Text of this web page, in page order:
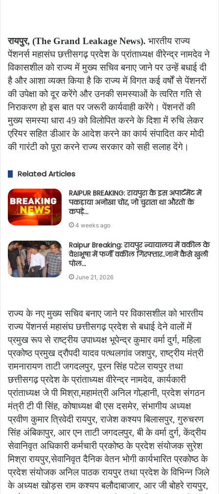
रायपुर, (The Grand Leakage News). भारतीय राज्य
पेंशनर्स महासंघ छत्तीसगढ़ प्रदेश के प्रांताध्यक्ष वीरेन्द्र नामदेव ने
विकासशील को राज्य में मुख्य सचिव बनाए जाने पर उन्हें बधाई दी
है और आशा व्यक्त किया है कि राज्य में विगत कई वर्षों से पेंशनरों
की उपेक्षा को दूर करेंगे और उनकी समस्याओं के त्वरित गति से
निराकरण हो इस बात पर जरूरी कार्यवाही करेंगे। पेंशनरों की
मुख्य समस्या धारा 49 को विलोपित करने के दिशा में रुचि लेकर
एरियर सहित डीआर के आदेश करने का कार्य संपादित कर मोदी
की गारंटी को पूरा करने राज्य सरकार को सही सलाह देंगे।
Related Articles
RAIPUR BREAKING: रायपुरा के इस अपार्टमेंट में
पकड़ाया अनोखा चोर, जो चुराता था औरतों के
कपड़े…
4 weeks ago
Raipur Breaking: रायपुर न्यायालय में वकील के
वेशभूषा में फर्जी वकील गिरफ्तार..जानें कैसे खुली
पोल…
June 21, 2026
राज्य के नए मुख्य सचिव बनाए जाने पर विकासशील को भारतीय
राज्य पेंशनर्स महासंघ छत्तीसगढ़ प्रदेश से बधाई देने वालों में
प्रमुख रूप से राष्ट्रीय उपाध्यक्ष भूपेन्द्र कुमार वर्मा दुर्ग, महिला
प्रकोष्ठ प्रमुख द्रौपदी यादव पत्थलगांव जशपुर, राष्ट्रीय मंत्री
रामनारायण ताटी जगदलपुर, पूरन सिंह पटेल रायपुर तथा
छत्तीसगढ़ प्रदेश के प्रांताध्यक्ष वीरेन्द्र नामदेव, कार्यकारी
प्रांताध्यक्ष जे पी मिश्रा,महामंत्री अनिल गोल्हानी, प्रदेश संगठन
मंत्री टी पी सिंह, कोषाध्यक्ष बी एस दसमेर, संभागीय अध्यक्ष
प्रवीण कुमार त्रिवेदी रायपुर, राजेश कश्यप बिलासपुर, गुरुचरण
सिंह अंबिकापुर, आर एन ताटी जगदलपुर, बी के वर्मा दुर्ग, केंद्रीय
सेवानिवृत अधिकारी कर्मचारी प्रकोष्ठ के प्रदेश संयोजक सुरेश
मिश्रा रायपुर,सेवानिवृत दैनिक वेतन भोगी कार्यभारित प्रकोष्ठ के
प्रदेश संयोजक अनिल पाठक रायपुर तथा प्रदेश के विभिन्न जिले
के अध्यक्ष खोड़स राम कश्यप बलौदाबाजार, आर जी बोहरे रायपुर,